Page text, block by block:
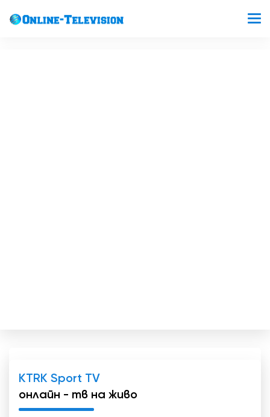
KTRK Sport TV
онлайн - тв на живо